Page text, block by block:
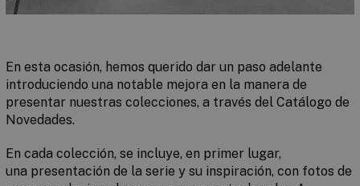
En esta ocasión, hemos querido dar un paso adelante
introduciendo una notable mejora en la manera de
presentar nuestras colecciones, a través del Catálogo de
Novedades.
En cada colección, se incluye, en primer lugar,
una presentación de la serie y su inspiración, con fotos de